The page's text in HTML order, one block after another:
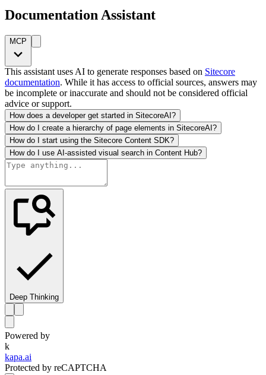
Documentation Assistant
MCP
This assistant uses AI to generate responses based on Sitecore
documentation. While it has access to official sources, answers may
be incomplete or inaccurate and should not be considered official
advice or support.
How does a developer get started in SitecoreAI?
How do I create a hierarchy of page elements in SitecoreAI?
How do I start using the Sitecore Content SDK?
How do I use AI-assisted visual search in Content Hub?
Deep Thinking
Powered by
k
kapa.ai
Protected by reCAPTCHA